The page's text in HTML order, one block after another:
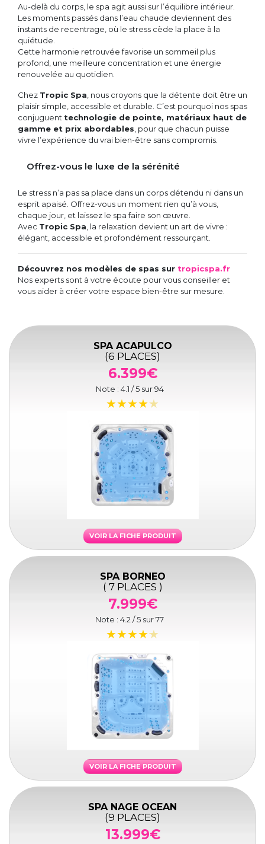
Au-delà du corps, le spa agit aussi sur l’équilibre intérieur.
Les moments passés dans l’eau chaude deviennent des
instants de recentrage, où le stress cède la place à la
quiétude.
Cette harmonie retrouvée favorise un sommeil plus
profond, une meilleure concentration et une énergie
renouvelée au quotidien.
Chez Tropic Spa , nous croyons que la détente doit être un
plaisir simple, accessible et durable. C’est pourquoi nos spas
conjuguent technologie de pointe, matériaux haut de
gamme et prix abordables , pour que chacun puisse
vivre l’expérience du vrai bien-être sans compromis.
Offrez-vous le luxe de la sérénité
Le stress n’a pas sa place dans un corps détendu ni dans un
esprit apaisé. Offrez-vous un moment rien qu’à vous,
chaque jour, et laissez le spa faire son œuvre.
Avec Tropic Spa , la relaxation devient un art de vivre :
élégant, accessible et profondément ressourçant.
Découvrez nos modèles de spas sur tropicspa.fr
Nos experts sont à votre écoute pour vous conseiller et
vous aider à créer votre espace bien-être sur mesure.
SPA ACAPULCO
(6 PLACES)
6.399€
Note : 4.1 / 5 sur94
VOIR LA FICHE PRODUIT
SPA BORNEO
( 7 PLACES )
7.999€
Note : 4.2 / 5 sur77
VOIR LA FICHE PRODUIT
SPA NAGE OCEAN
(9 PLACES)
13.999€